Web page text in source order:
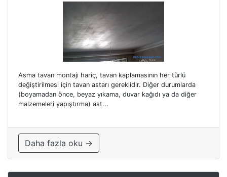
Asma tavan montajı hariç, tavan kaplamasının her türlü
değiştirilmesi için tavan astarı gereklidir. Diğer durumlarda
(boyamadan önce, beyaz yıkama, duvar kağıdı ya da diğer
malzemeleri yapıştırma) ast...
Daha fazla oku →